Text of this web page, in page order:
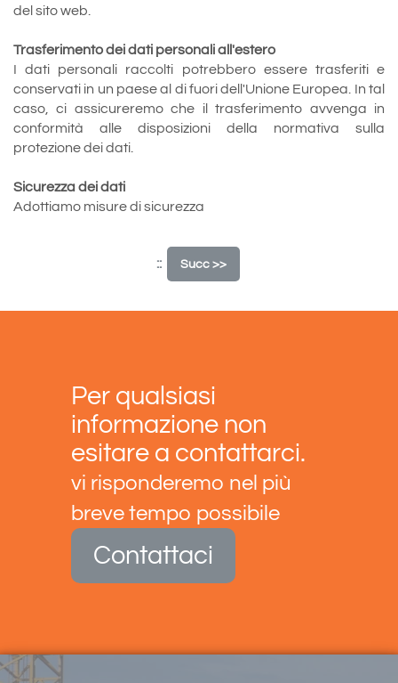
del sito web.
Trasferimento dei dati personali all'estero
I dati personali raccolti potrebbero essere trasferiti e
conservati in un paese al di fuori dell'Unione Europea. In tal
caso, ci assicureremo che il trasferimento avvenga in
conformità alle disposizioni della normativa sulla
protezione dei dati.
Sicurezza dei dati
Adottiamo misure di sicurezza
:: Succ >>
Per qualsiasi
informazione non
esitare a contattarci.
vi risponderemo nel più
breve tempo possibile
Contattaci